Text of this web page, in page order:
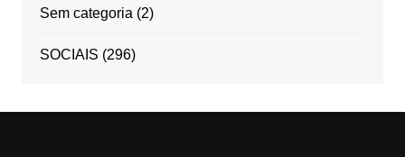
Sem categoria (2)
SOCIAIS (296)